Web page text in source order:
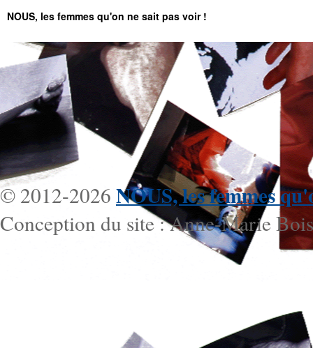
NOUS, les femmes qu'on ne sait pas voir !
© 2012-2026 NOUS, les femmes
Conception du site : Anne-Marie